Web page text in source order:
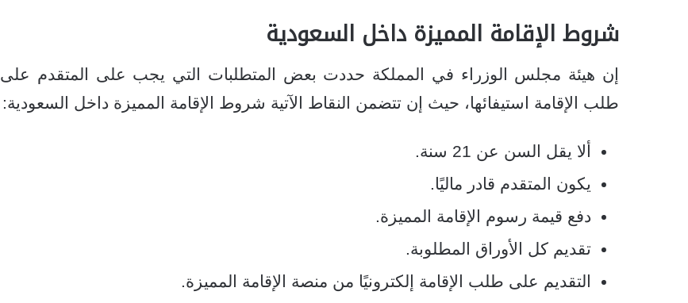
شروطالإقامة المميزة داخل السعودية
إن هيئة مجلس الوزراء في المملكة حددت بعض المتطلبات التي يجب على المتقدم على
طلب الإقامة استيفائها، حيث إن تتضمن النقاط الآتية شروط الإقامة المميزة داخل السعودية:
ألا يقل السن عن 21 سنة.
يكون المتقدم قادر ماليًا.
دفع قيمة رسوم الإقامة المميزة.
تقديم كل الأوراق المطلوبة.
التقديم على طلب الإقامة إلكترونيًا من منصة الإقامة المميزة.